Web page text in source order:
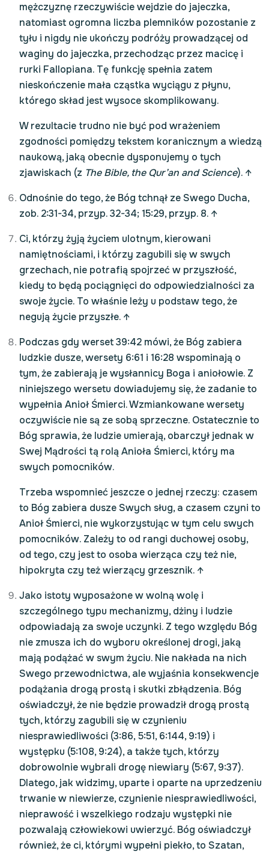
mężczyznę rzeczywiście wejdzie do jajeczka,
natomiast ogromna liczba plemników pozostanie z
tyłu i nigdy nie ukończy podróży prowadzącej od
waginy do jajeczka, przechodząc przez macicę i
rurki Fallopiana. Tę funkcję spełnia zatem
nieskończenie mała cząstka wyciągu z płynu,
którego skład jest wysoce skomplikowany.
W rezultacie trudno nie być pod wrażeniem
zgodności pomiędzy tekstem koranicznym a wiedzą
naukową, jaką obecnie dysponujemy o tych
zjawiskach (z The Bible, the Qur’an and Science). ↑
Odnośnie do tego, że Bóg tchnął ze Swego Ducha,
zob. 2:31-34, przyp. 32-34; 15:29, przyp. 8. ↑
Ci, którzy żyją życiem ulotnym, kierowani
namiętnościami, i którzy zagubili się w swych
grzechach, nie potrafią spojrzeć w przyszłość,
kiedy to będą pociągnięci do odpowiedzialności za
swoje życie. To właśnie leży u podstaw tego, że
negują życie przyszłe. ↑
Podczas gdy werset 39:42 mówi, że Bóg zabiera
ludzkie dusze, wersety 6:61 i 16:28 wspominają o
tym, że zabierają je wysłannicy Boga i aniołowie. Z
niniejszego wersetu dowiadujemy się, że zadanie to
wypełnia Anioł Śmierci. Wzmiankowane wersety
oczywiście nie są ze sobą sprzeczne. Ostatecznie to
Bóg sprawia, że ludzie umierają, obarczył jednak w
Swej Mądrości tą rolą Anioła Śmierci, który ma
swych pomocników.
Trzeba wspomnieć jeszcze o jednej rzeczy: czasem
to Bóg zabiera dusze Swych sług, a czasem czyni to
Anioł Śmierci, nie wykorzystując w tym celu swych
pomocników. Zależy to od rangi duchowej osoby,
od tego, czy jest to osoba wierząca czy też nie,
hipokryta czy też wierzący grzesznik. ↑
Jako istoty wyposażone w wolną wolę i
szczególnego typu mechanizmy, dżiny i ludzie
odpowiadają za swoje uczynki. Z tego względu Bóg
nie zmusza ich do wyboru określonej drogi, jaką
mają podążać w swym życiu. Nie nakłada na nich
Swego przewodnictwa, ale wyjaśnia konsekwencje
podążania drogą prostą i skutki zbłądzenia. Bóg
oświadczył, że nie będzie prowadził drogą prostą
tych, którzy zagubili się w czynieniu
niesprawiedliwości (3:86, 5:51, 6:144, 9:19) i
występku (5:108, 9:24), a także tych, którzy
dobrowolnie wybrali drogę niewiary (5:67, 9:37).
Dlatego, jak widzimy, uparte i oparte na uprzedzeniu
trwanie w niewierze, czynienie niesprawiedliwości,
nieprawość i wszelkiego rodzaju występki nie
pozwalają człowiekowi uwierzyć. Bóg oświadczył
również, że ci, którymi wypełni piekło, to Szatan,